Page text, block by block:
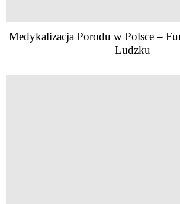
Medykalizacja Porodu w Polsce –
Ludzku